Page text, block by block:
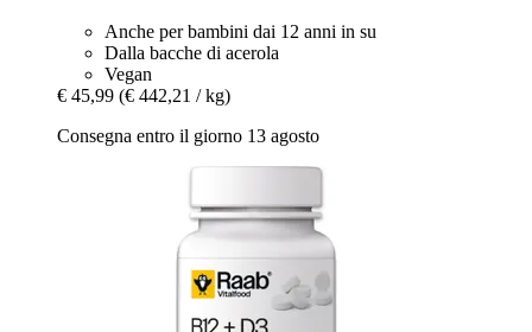
Anche per bambini dai 12 anni in su
Dalla bacche di acerola
Vegan
€ 45,99 (€ 442,21 / kg)
Consegna entro il giorno 13 agosto